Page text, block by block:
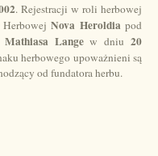
. Rejestracji w roli herbowej
HerbowejNova Heroldiapod
Mathiasa Langew dniu20
herbowego upoważnieni są
od fundatora herbu.